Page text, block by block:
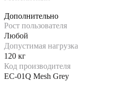
Дополнительно
Рост пользователя
Любой
Допустимая нагрузка
120 кг
Код производителя
EC-01Q Mesh Grey